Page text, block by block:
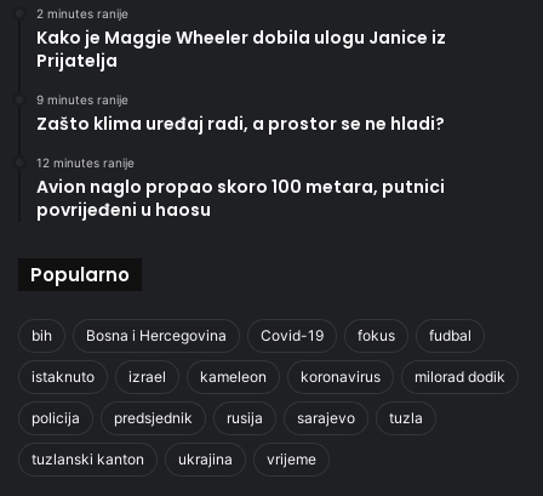
2 minutes ranije
Kako je Maggie Wheeler dobila ulogu Janice iz
Prijatelja
9 minutes ranije
Zašto klima uređaj radi, a prostor se ne hladi?
12 minutes ranije
Avion naglo propao skoro 100 metara, putnici
povrijeđeni u haosu
Popularno
bih Bosna i Hercegovina Covid-19 fokus fudbal
istaknuto izrael kameleon koronavirus milorad dodik
policija predsjednik rusija sarajevo tuzla
tuzlanski kanton ukrajina vrijeme